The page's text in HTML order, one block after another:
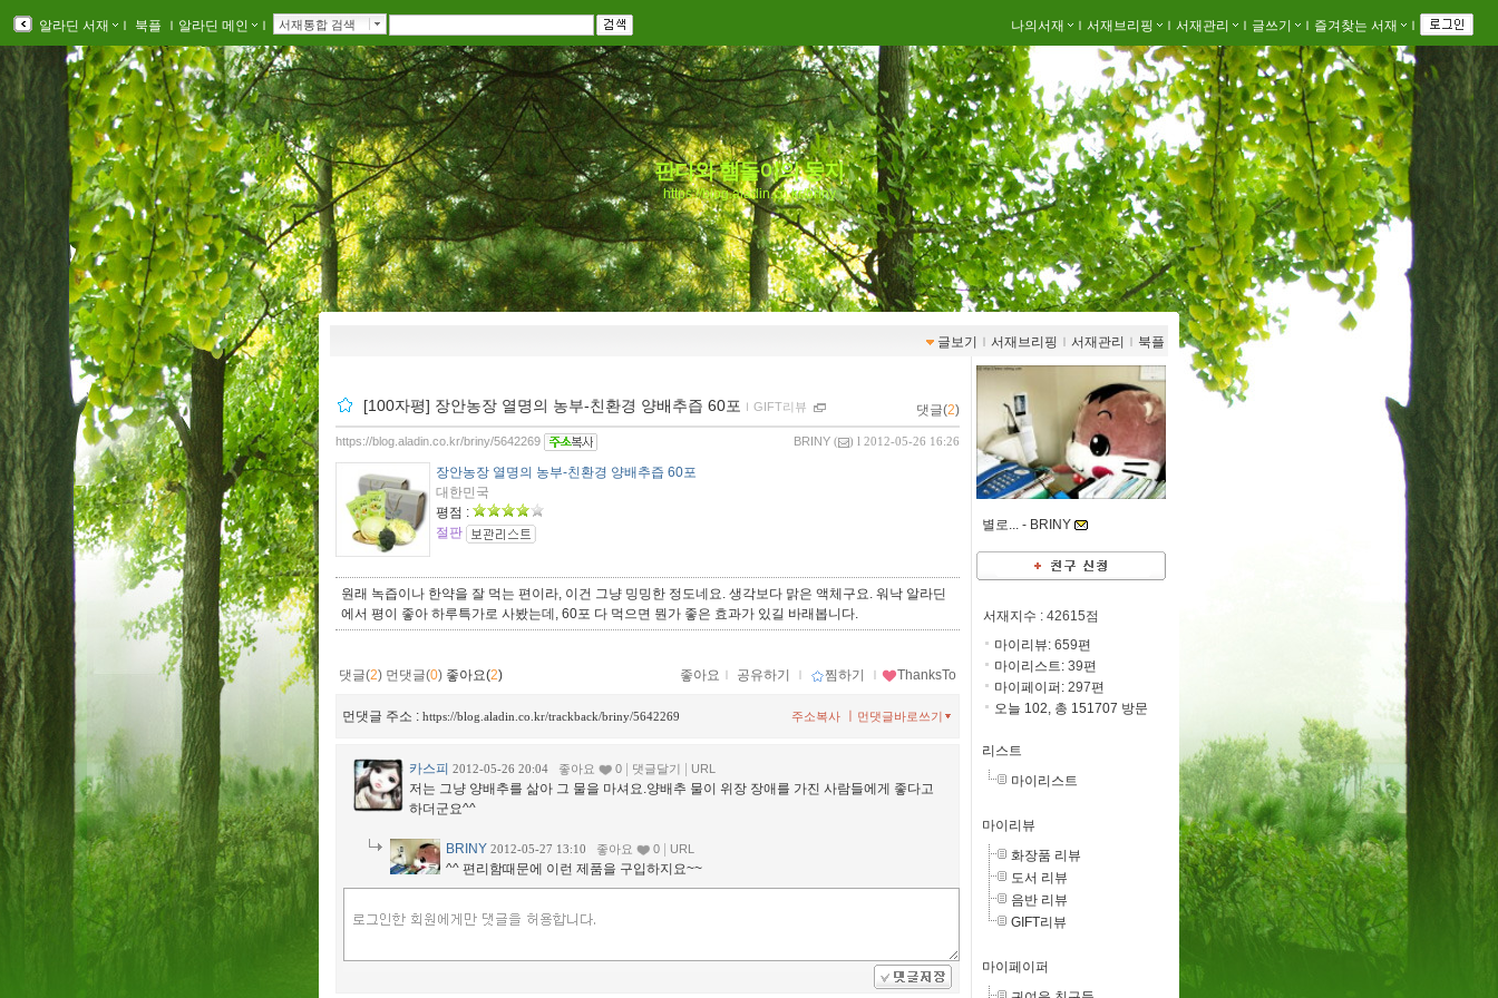
알라딘 서재 ｌ 북플 ｌ 알라딘 메인 ｌ 서재통합 검색 나의서재 ｌ 서재브리핑 ｌ 서재관리 ｌ 글쓰기 ｌ 즐겨찾는 서재 ｌ
판다와 햄돌이의 둥지
https://blog.aladin.co.kr/briny
글보기 ｌ 서재브리핑 ｌ 서재관리 ｌ 북플
별로... - BRINY
서재지수 : 42615점
마이리뷰: 659편
마이리스트: 39편
마이페이퍼: 297편
오늘 102, 총 151707 방문
리스트
마이리스트
마이리뷰
화장품 리뷰
도서 리뷰
음반 리뷰
GIFT리뷰
마이페이퍼
[100자평] 장안농장 열명의 농부-친환경 양배추즙 60포 ｌ GIFT리뷰 댓글(2)
BRINY ( ) l 2012-05-26 16:26
https://blog.aladin.co.kr/briny/5642269
장안농장 열명의 농부-친환경 양배추즙 60포
대한민국
평점 :
절판
원래 녹즙이나 한약을 잘 먹는 편이라, 이건 그냥 밍밍한 정도네요. 생각보다 맑은 액체구요. 워낙 알라딘
에서 평이 좋아 하루특가로 사봤는데, 60포 다 먹으면 뭔가 좋은 효과가 있길 바래봅니다.
댓글(2) 먼댓글(0) 좋아요(2) 좋아요 ｌ 공유하기 ｌ 찜하기 ｌ ThanksTo
먼댓글 주소 : https://blog.aladin.co.kr/trackback/briny/5642269 먼댓글바로쓰기
주소복사
카스피 2012-05-26 20:04 좋아요 0 댓글달기 URL
저는 그냥 양배추를 삶아 그 물을 마셔요.양배추 물이 위장 장애를 가진 사람들에게 좋다고
하더군요^^
BRINY 2012-05-27 13:10 좋아요 0 URL
^^ 편리함때문에 이런 제품을 구입하지요~~